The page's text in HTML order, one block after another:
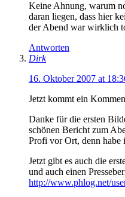
Keine Ahnung, warum
daran liegen, dass hier
der Abend war wirklich
Antworten
Dirk
16. Oktober 2007 at
Jetzt kommt ein
Danke für die ersten
schönen Bericht zum
Profi vor Ort, denn habe
Jetzt gibt es auch die
und auch einen
http://www.phlog.net/